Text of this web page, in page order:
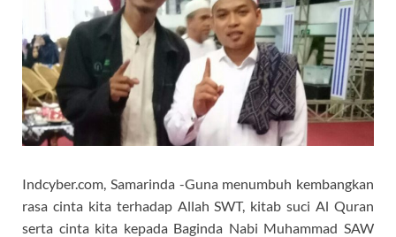
Indcyber.com, Samarinda -Guna menumbuh kembangkan
rasa cinta kita terhadap Allah SWT, kitab suci Al Quran
serta cinta kita kepada Baginda Nabi Muhammad SAW